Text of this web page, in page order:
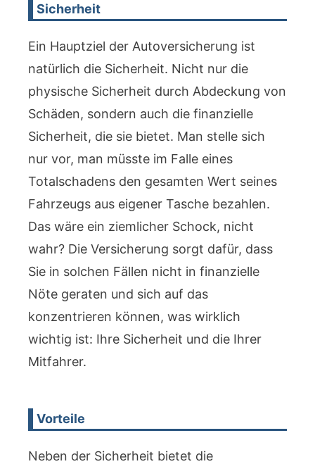
Sicherheit
Ein Hauptziel der Autoversicherung ist
natürlich die Sicherheit. Nicht nur die
physische Sicherheit durch Abdeckung von
Schäden, sondern auch die finanzielle
Sicherheit, die sie bietet. Man stelle sich
nur vor, man müsste im Falle eines
Totalschadens den gesamten Wert seines
Fahrzeugs aus eigener Tasche bezahlen.
Das wäre ein ziemlicher Schock, nicht
wahr? Die Versicherung sorgt dafür, dass
Sie in solchen Fällen nicht in finanzielle
Nöte geraten und sich auf das
konzentrieren können, was wirklich
wichtig ist: Ihre Sicherheit und die Ihrer
Mitfahrer.
Vorteile
Neben der Sicherheit bietet die